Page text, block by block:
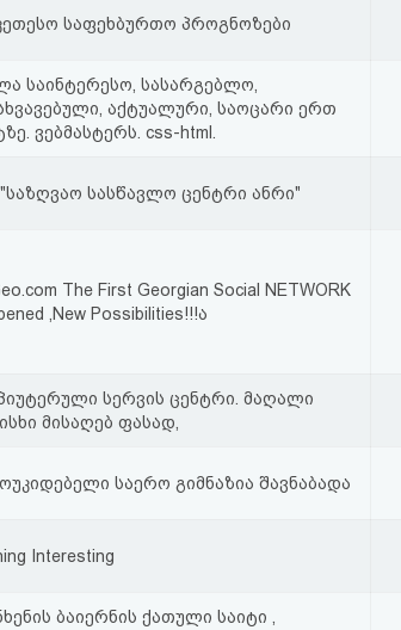
საფეხბურთო პროგნოზები
საინტერესო, სასარგებლო,
აქტუალური, საოცარი ერთ
ვებმასტერს. css-html.
სასწავლო ცენტრი ანრი"
The First Georgian Social NETWORK
,New Possibilities!!!ა
სერვის ცენტრი. მაღალი
მისაღებ ფასად,
საერო გიმნაზია შავნაბადა
Interesting
ბაიერნის ქათული საიტი ,